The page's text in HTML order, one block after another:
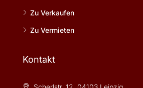
Zu Verkaufen
Zu Vermieten
Kontakt